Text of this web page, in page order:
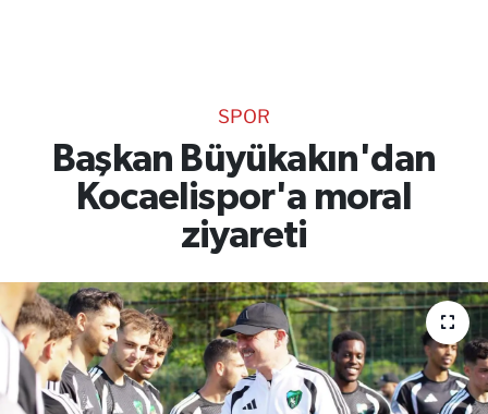
SPOR
Başkan Büyükakın'dan
Kocaelispor'a moral
ziyareti
RESMİ İLANLAR
Gencsesfm Canlı Dinle